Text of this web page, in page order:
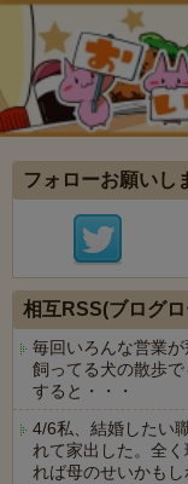
フォローお願いし
相互RSS(ブログ
毎回いろんな営業
飼ってる犬の散歩
すると・・・
4/6私、結婚したい
れて家出した。全
れば母のせいかも